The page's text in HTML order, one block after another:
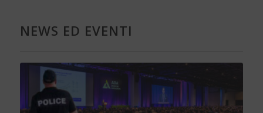
NEWS ED EVENTI